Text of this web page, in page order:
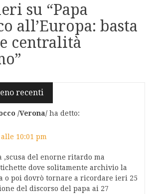
su “Papa
all’Europa: basta
centralità
”
recenti
/Verona/ ha detto:
10:01 pm
,scusa del enorne ritardo ma
dove solitamente archivio la
o poi dovrò tornare a ricordare ieri 25
del discorso del papa ai 27